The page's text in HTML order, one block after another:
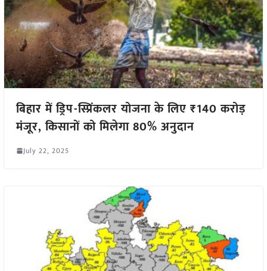
बिहार में ड्रिप-स्प्रिंकलर योजना के लिए ₹140 करोड़
मंजूर, किसानों को मिलेगा 80% अनुदान
July 22, 2025